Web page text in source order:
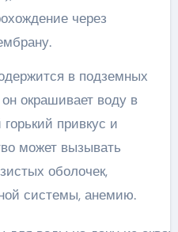
через
в подземных
окрашивает воду в
привкус и
может вызывать
оболочек,
системы, анемию.